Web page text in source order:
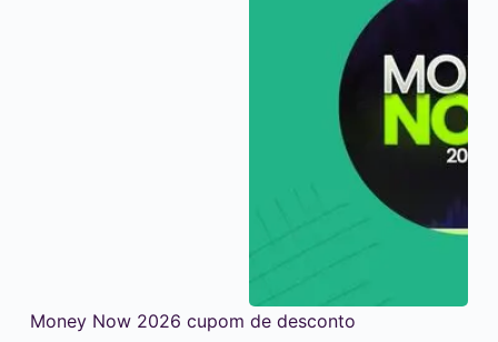
Money Now 2026 cupom de desconto